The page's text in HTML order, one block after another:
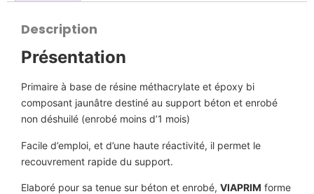
Description
Présentation
Primaire à base de résine méthacrylate et époxy bi
composant jaunâtre destiné au support béton et enrobé
non déshuilé (enrobé moins d’1 mois)
Facile d’emploi, et d’une haute réactivité, il permet le
recouvrement rapide du support.
Elaboré pour sa tenue sur béton et enrobé, VIAPRIM forme